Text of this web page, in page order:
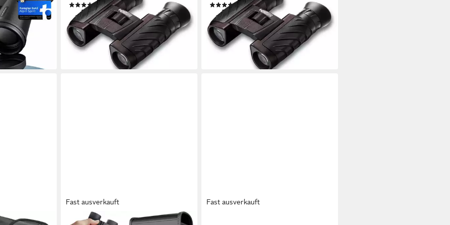
Ideal
- FMC &
bei dir
(4)
ab 119,00 €
10,87 €mtl. in 12 Raten
lieferbar - in 3-4 Werktagen bei dir
(4)
ab 119,00 €
10,87 €mtl. in 12 Raten
lieferbar - in 3-4 Werktagen bei dir
Fast ausverkauft
ALPINSPIRIT
Fast ausverkauft